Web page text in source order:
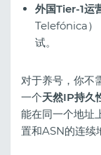
外国Tier-1运
Telefónica）
试。
对于养号，你不
一个天然IP持久
能在同一个地址
置和ASN的连续